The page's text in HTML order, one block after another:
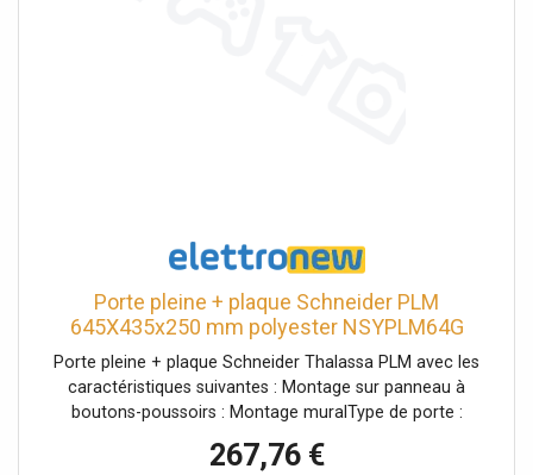
Porte pleine + plaque Schneider PLM
645X435x250 mm polyester NSYPLM64G
Porte pleine + plaque Schneider Thalassa PLM avec les
caractéristiques suivantes : Montage sur panneau à
boutons-poussoirs : Montage muralType de porte :
barre de 3 mmNombre de dispositifs de verrouillage :
267,76 €